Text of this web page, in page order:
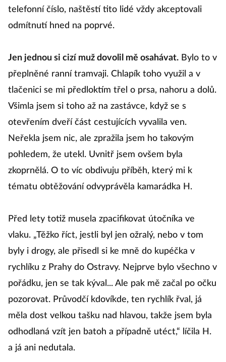
telefonní číslo, naštěstí tito lidé vždy akceptovali
odmítnutí hned na poprvé.
Jen jednou si cizí muž dovolil mě osahávat. Bylo to v
přeplněné ranní tramvaji. Chlapík toho využil a v
tlačenici se mi předloktím třel o prsa, nahoru a dolů.
Všimla jsem si toho až na zastávce, když se s
otevřením dveří část cestujících vyvalila ven.
Neřekla jsem nic, ale zpražila jsem ho takovým
pohledem, že utekl. Uvnitř jsem ovšem byla
zkoprnělá. O to víc obdivuju příběh, který mi k
tématu obtěžování odvyprávěla kamarádka H.
Před lety totiž musela zpacifikovat útočníka ve
vlaku. „Těžko říct, jestli byl jen ožralý, nebo v tom
byly i drogy, ale přisedl si ke mně do kupéčka v
rychlíku z Prahy do Ostravy. Nejprve bylo všechno v
pořádku, jen se tak kýval... Ale pak mě začal po očku
pozorovat. Průvodčí kdovíkde, ten rychlík řval, já
měla dost velkou tašku nad hlavou, takže jsem byla
odhodlaná vzít jen batoh a případně utéct,“ líčila H.
a já ani nedutala.